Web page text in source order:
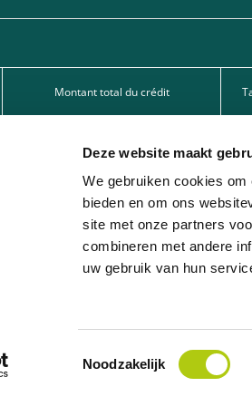
Deze website maakt
We gebruiken cookies
bieden en om ons
site met onze partners
combineren met andere
uw gebruik van hun
Toestemmingsselectie
Noodzakelijk
Montant total du crédit
2.549,00 €
5.049,00 €
sous réserve d’acceptation de votre
de la FSMA.
proposons du leasing professionnel en